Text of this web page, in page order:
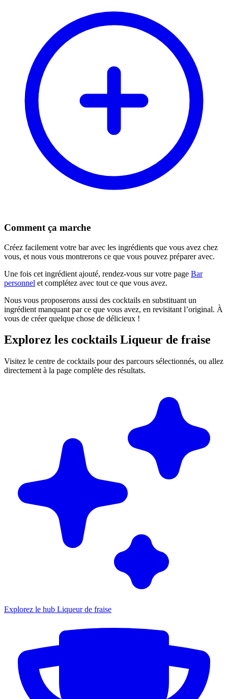
Comment ça marche
Créez facilement votre bar avec les ingrédients que vous avez chez
vous, et nous vous montrerons ce que vous pouvez préparer avec.
Une fois cet ingrédient ajouté, rendez-vous sur votre page Bar
personnel et complétez avec tout ce que vous avez.
Nous vous proposerons aussi des cocktails en substituant un
ingrédient manquant par ce que vous avez, en revisitant l’original. À
vous de créer quelque chose de délicieux !
Explorez les cocktails Liqueur de fraise
Visitez le centre de cocktails pour des parcours sélectionnés, ou allez
directement à la page complète des résultats.
Explorez le hub Liqueur de fraise